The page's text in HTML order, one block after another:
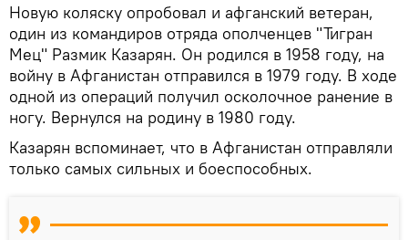
Новую коляску опробовал и афганский ветеран,
один из командиров отряда ополченцев "Тигран
Мец" Размик Казарян. Он родился в 1958 году, на
войну в Афганистан отправился в 1979 году. В ходе
одной из операций получил осколочное ранение в
ногу. Вернулся на родину в 1980 году.
Казарян вспоминает, что в Афганистан отправляли
только самых сильных и боеспособных.